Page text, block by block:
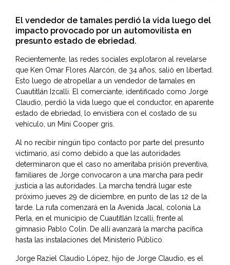
El vendedor de tamales perdió la vida luego del
impacto provocado por un automovilista en
presunto estado de ebriedad.
Recientemente, las redes sociales explotaron al revelarse
que Ken Omar Flores Alarcón, de 34 años, salió en libertad.
Esto luego de atropellar a un vendedor de tamales en
Cuautitlán Izcalli. El comerciante, identificado como Jorge
Claudio, perdió la vida luego que el conductor, en aparente
estado de ebriedad, lo envistiera con el costado de su
vehículo, un Mini Cooper gris.
Al no recibir ningún tipo contacto por parte del presunto
victimario, así como debido a que las autoridades
determinaron que el caso no ameritaba prisión preventiva,
familiares de Jorge convocaron a una marcha para pedir
justicia a las autoridades. La marcha tendrá lugar este
próximo jueves 29 de diciembre, en punto de las 12 de la
tarde. La ruta comenzará en la Avenida Jacal, colonia La
Perla, en el municipio de Cuautitlán Izcalli, frente al
gimnasio Pablo Colín. De allí avanzará la marcha pacífica
hasta las instalaciones del Ministerio Público.
Jorge Raziel Claudio López, hijo de Jorge Claudio, es el